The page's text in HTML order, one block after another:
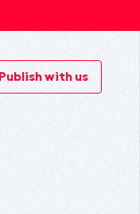
Publish with us